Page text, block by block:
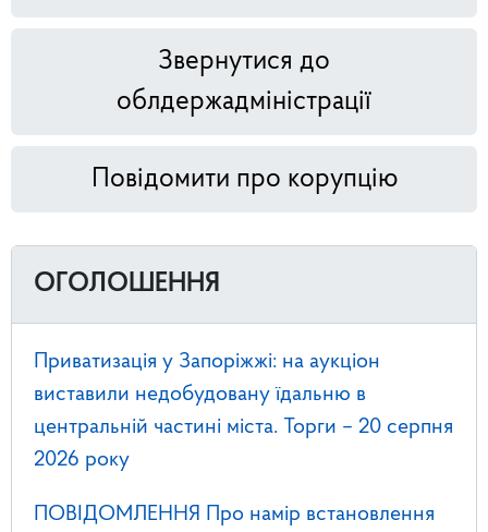
Звернутися до
облдержадміністрації
Повідомити про корупцію
ОГОЛОШЕННЯ
Приватизація у Запоріжжі: на аукціон
виставили недобудовану їдальню в
центральній частині міста. Торги – 20 серпня
2026 року
ПОВІДОМЛЕННЯ Про намір встановлення